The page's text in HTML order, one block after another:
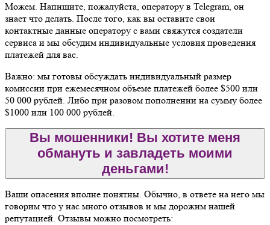
Можем. Напишите, пожалуйста, оператору в Telegram, он
знает что делать. После того, как вы оставите свои
контактные данные оператору с вами свяжутся создатели
сервиса и мы обсудим индивидуальные условия проведения
платежей для вас.
Важно: мы готовы обсуждать индивидуальный размер
комиссии при ежемесячном объеме платежей более $500 или
50 000 рублей. Либо при разовом пополнении на сумму более
$1000 или 100 000 рублей.
Вы мошенники! Вы хотите меня
обмануть и завладеть моими
деньгами!
Ваши опасения вполне понятны. Обычно, в ответе на него мы
говорим что у нас много отзывов и мы дорожим нашей
репутацией. Отзывы можно посмотреть: